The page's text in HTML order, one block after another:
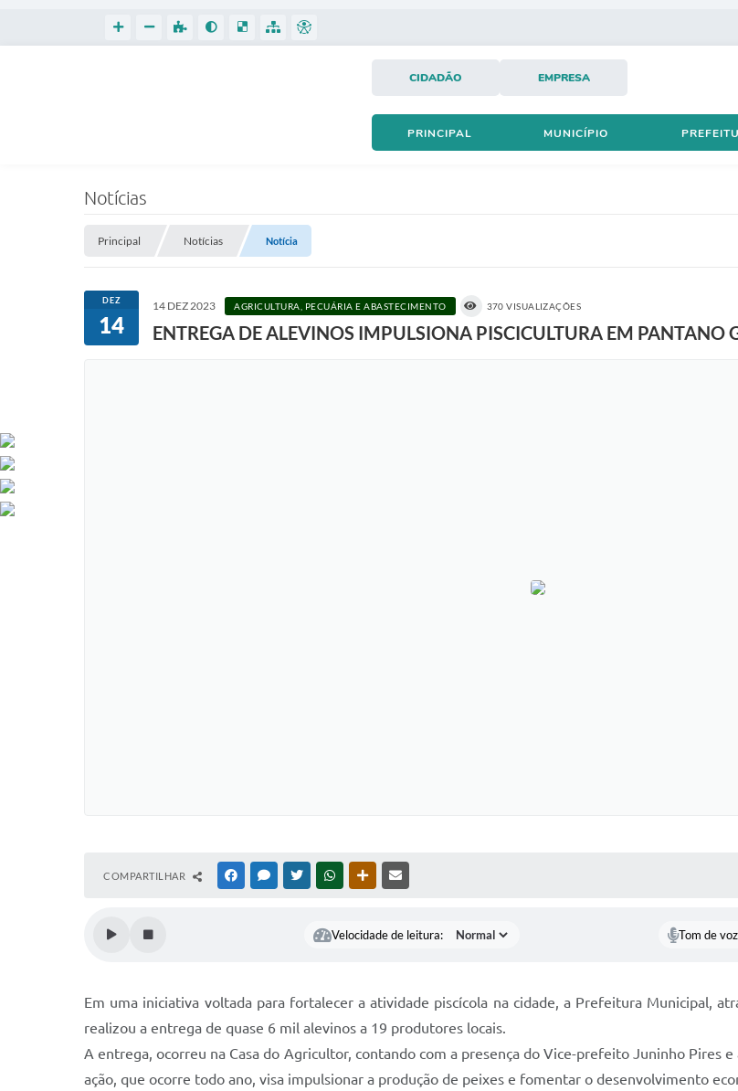
CIDADÃO EMPRESA
PRINCIPAL MUNICÍPIO
Notícias
Principal Notícias Notícia
DEZ
14
14 DEZ 2023 AGRICULTURA, PECUÁRIA E ABASTECIMENTO 370 VISUALIZAÇÕES
ENTREGA DE ALEVINOS IMPULSIONA PISCICULTURA EM PANTANO
COMPARTILHAR FACEBOOKMESSENGER
TWITTERWHATSAPPOUTRAS MÍDIAS
Velocidade de leitura: Tom de
Em uma iniciativa voltada para fortalecer a atividade piscícola na cidade, a Prefeitura Municipal,
realizou a entrega de quase 6 mil alevinos a 19 produtores locais.
A entrega, ocorreu na Casa do Agricultor, contando com a presença do Vice-prefeito Juninho Pires
ação, que ocorre todo ano, visa impulsionar a produção de peixes e fomentar o desenvolvimento